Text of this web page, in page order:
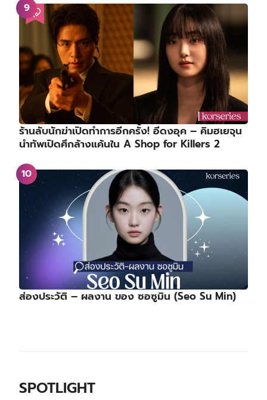
ร้านลับนักฆ่าเปิดทำการอีกครั้ง! อีดงอุค – คิมฮเยจุน
นำทัพเปิดศึกล้างแค้นใน A Shop for Killers 2
ส่องประวัติ – ผลงาน ของ ซอซูมิน (Seo Su Min)
SPOTLIGHT